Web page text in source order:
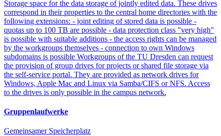
Storage space for the data storage of jointly edited data. These drives
correspond in their properties to the central home directories with the
following extensions: - joint editing of stored data is possible -
quotas up to 100 TB are possible - data protection class "very high"
is possible with suitable additions - the access rights can be managed
by the workgroups themselves - connection to own Windows
subdomains is possible Workgroups of the TU Dresden can request
the provision of group drives for projects or shared file storage via
the self-service portal. They are provided as network drives for
Windows, Apple Mac and Linux via Samba/CIFS or NFS. Access
to the drives is only possible in the campus network.
Gruppenlaufwerke
Gemeinsamer Speicherplatz